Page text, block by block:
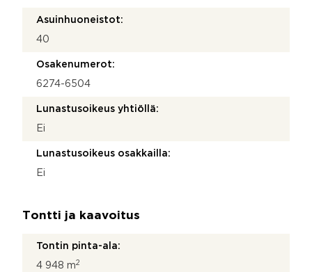
Asuinhuoneistot:
40
Osakenumerot:
6274-6504
Lunastusoikeus yhtiöllä:
Ei
Lunastusoikeus osakkailla:
Ei
Tontti ja kaavoitus
Tontin pinta-ala:
4 948 m2